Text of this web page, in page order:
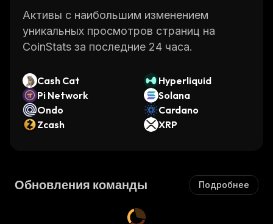
Активы с наибольшим изменением
уникальных просмотров страниц на
CoinStats за последние 24 часа.
Cash Cat
Hyperliquid
Pi Network
Solana
Ondo
Cardano
Zcash
XRP
Обновления команды Подробнее